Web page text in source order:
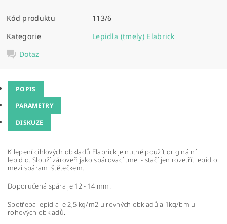
Kód produktu
113/6
Kategorie
Lepidla (tmely) Elabrick
Dotaz
POPIS
PARAMETRY
DISKUZE
K lepení cihlových obkladů Elabrick je nutné použít originální
lepidlo. Slouží zároveň jako spárovací tmel - stačí jen rozetřít lepidlo
mezi spárami štětečkem.
Doporučená spára je 12 - 14 mm.
Spotřeba lepidla je 2,5 kg/m2 u rovných obkladů a 1kg/bm u
rohových obkladů.